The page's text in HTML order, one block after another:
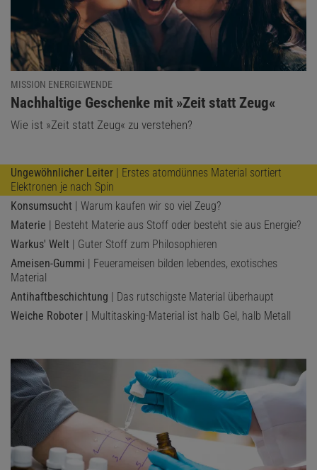
MISSION ENERGIEWENDE
:
Nachhaltige Geschenke mit »Zeit statt Zeug«
Wie ist »Zeit statt Zeug« zu verstehen?
Ungewöhnlicher Leiter | Erstes atomdünnes Material sortiert
Elektronen je nach Spin
Konsumsucht | Warum kaufen wir so viel Zeug?
Materie | Besteht Materie aus Stoff oder besteht sie aus Energie?
Warkus' Welt | Guter Stoff zum Philosophieren
Ameisen-Gummi | Feuerameisen bilden lebendes, exotisches
Material
Antihaftbeschichtung | Das rutschigste Material überhaupt
Weiche Roboter | Multitasking-Material ist halb Gel, halb Metall